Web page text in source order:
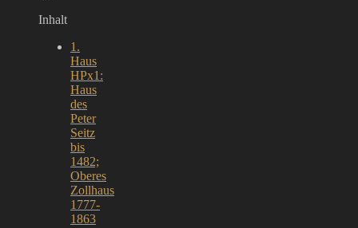
Inhalt
1.
Haus
HPx1:
Haus
des
Peter
Seitz
bis
1482;
Oberes
Zollhaus
1777-
1863